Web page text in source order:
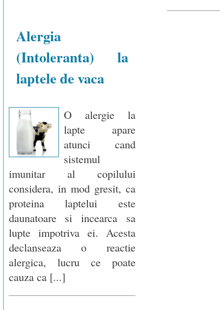
Alergia
(Intoleranta) la
laptele de vaca
O alergie la
lapte apare
atunci cand
sistemul
imunitar al copilului
considera, in mod gresit, ca
proteina laptelui este
daunatoare si incearca sa
lupte impotriva ei. Acesta
declanseaza o reactie
alergica, lucru ce poate
cauza ca [...]